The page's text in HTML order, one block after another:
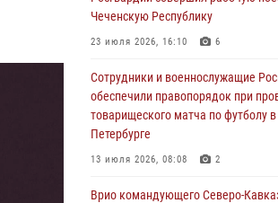
Росгвардейцы задержали мужчину,
открывшего стрельбу в
Росгвардейцы провели выставку
для участников сбора «Гвардеец»
(видео)
06 августа 2026, 12:00
В Курске росгвардейцы приняли
Чеченскую Республику
23 июля 2026, 16:10 6
Сотрудники и военнослужащие
обеспечили правопорядок при
товарищеского матча по футболу
Петербурге
13 июля 2026, 08:08 2
Врио командующего Северо-